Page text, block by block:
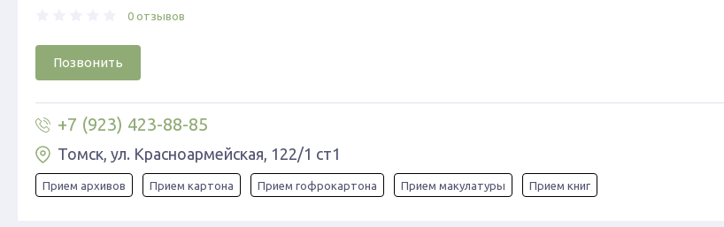
0 отзывов
Позвонить
+7 (923) 423-88-85
Томск, ул. Красноармейская, 122/1 ст1
Прием архивов Прием картона Прием гофрокартона Прием макулатуры Прием книг